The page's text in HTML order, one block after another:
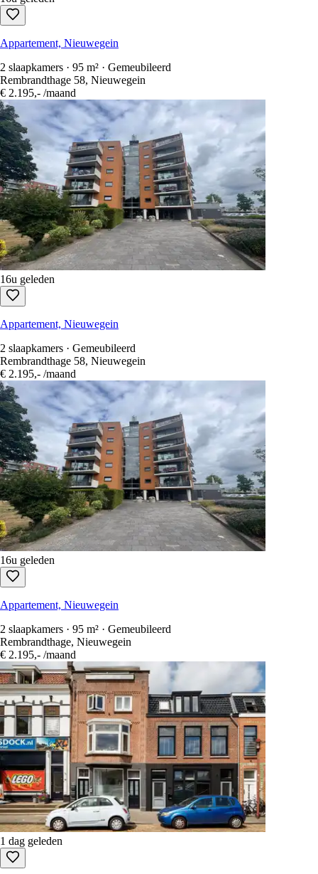
Appartement, Nieuwegein
2 slaapkamers · 95 m² · Gemeubileerd
Rembrandthage 58, Nieuwegein
€ 2.195,- /maand
16u geleden
Appartement, Nieuwegein
2 slaapkamers · Gemeubileerd
Rembrandthage 58, Nieuwegein
€ 2.195,- /maand
16u geleden
Appartement, Nieuwegein
2 slaapkamers · 95 m² · Gemeubileerd
Rembrandthage, Nieuwegein
€ 2.195,- /maand
1 dag geleden